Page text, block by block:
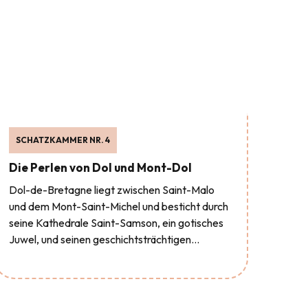
SCHATZKAMMER NR. 4
Die Perlen von Dol und Mont-Dol
Dol-de-Bretagne liegt zwischen Saint-Malo
und dem Mont-Saint-Michel und besticht durch
seine Kathedrale Saint-Samson, ein gotisches
Juwel, und seinen geschichtsträchtigen...